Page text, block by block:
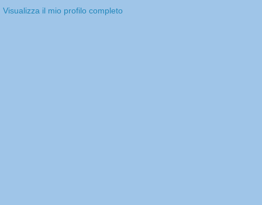
Visualizza il mio profilo completo